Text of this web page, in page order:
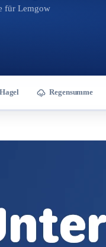
für Lemgow
Hagel Regensumme